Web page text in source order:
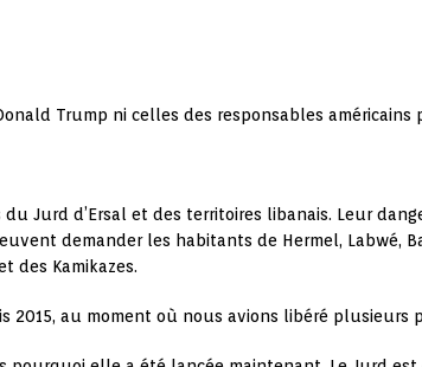
Trump ni celles des responsables américains
Jurd d’Ersal et des territoires libanais. Leur
demander les habitants de Hermel, Labwé,
des Kamikazes.
au moment où nous avions libéré plusieurs